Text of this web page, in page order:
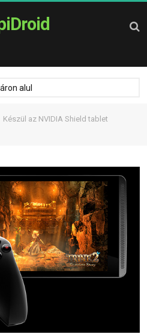
alul
Készül az NVIDIA Shield tablet